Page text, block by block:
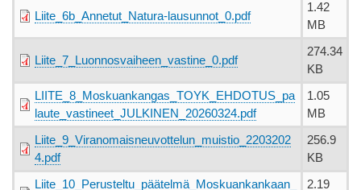
Liite_6b_Annetut_Natura-lausunnot_0.pdf
1.42
MB
Liite_7_Luonnosvaiheen_vastine_0.pdf
274.34
KB
LIITE_8_Moskuankangas_TOYK_EHDOTUS_pa
laute_vastineet_JULKINEN_20260324.pdf
1.05
MB
Liite_9_Viranomaisneuvottelun_muistio_2203202
4.pdf
256.9
KB
Liite_10_Perusteltu_päätelmä_Moskuankankaan_
2.19